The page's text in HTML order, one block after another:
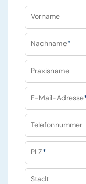
Vorname
Nachname*
Praxisname
E-Mail-Adresse
Telefonnummer
PLZ*
Stadt